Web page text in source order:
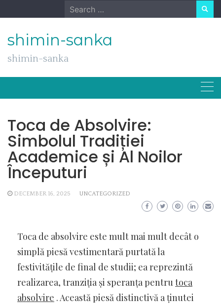
to
Search
for:
shimin-sanka
shimin-sanka
Toca de Absolvire:
Simbolul Tradiției
Academice și Al Noilor
Începuturi
DECEMBER 16, 2025 UNCATEGORIZED
Toca de absolvire este mult mai mult decât o
simplă piesă vestimentară purtată la
festivitățile de final de studii; ea reprezintă
realizarea, tranziția și speranța pentrutoca
absolvire . Această piesă distinctivă a ținutei